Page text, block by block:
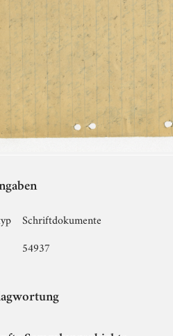
Schriftdokumente
54937